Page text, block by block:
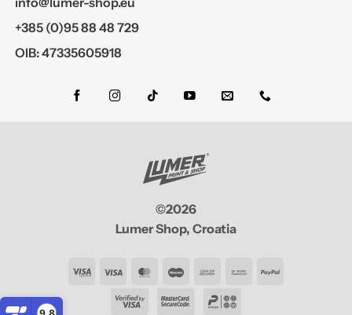
9,8
+385 (0)95 88 48 729
OIB: 47335605918
©2026
Lumer Shop, Croatia
Visa
Electron
Visa MasterCard
Maestro
Cash
On
BankPayPal